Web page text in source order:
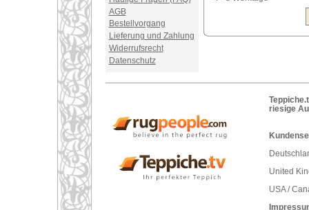
AGB
Bestellvorgang
Lieferung und Zahlung
Widerrufsrecht
Datenschutz
riesige
United
USA /